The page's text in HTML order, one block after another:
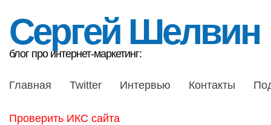
Сергей Шелвин
блог про интернет-маркетинг:
Главная Twitter Интервью Контакты
Проверить ИКС сайта